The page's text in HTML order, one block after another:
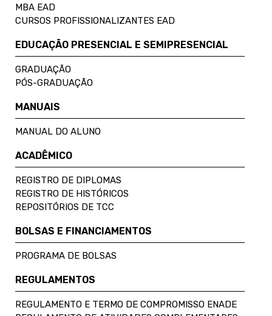
MBA EAD
CURSOS PROFISSIONALIZANTES EAD
EDUCAÇÃO PRESENCIAL E SEMIPRESENCIAL
GRADUAÇÃO
PÓS-GRADUAÇÃO
MANUAIS
MANUAL DO ALUNO
ACADÊMICO
REGISTRO DE DIPLOMAS
REGISTRO DE HISTÓRICOS
REPOSITÓRIOS DE TCC
BOLSAS E FINANCIAMENTOS
PROGRAMA DE BOLSAS
REGULAMENTOS
REGULAMENTO E TERMO DE COMPROMISSO ENADE